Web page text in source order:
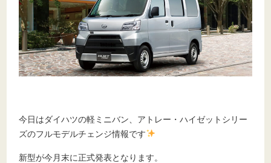
今日はダイハツの軽ミニバン、アトレー・ハイゼットシリー
ズのフルモデルチェンジ情報です
新型が今月末に正式発表となります。